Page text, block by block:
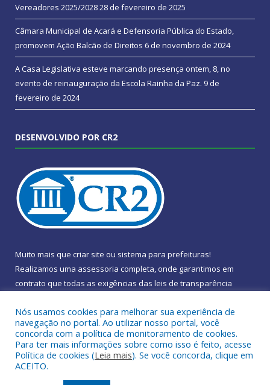
Vereadores 2025/202828 de fevereiro de 2025
Câmara Municipal de Acará e Defensoria Pública do Estado,
promovem Ação Balcão de Direitos 6 de novembro de 2024
A Casa Legislativa esteve marcando presença ontem, 8, no
evento de reinauguração da Escola Rainha da Paz. 9 de
fevereiro de 2024
DESENVOLVIDO POR CR2
Muito mais que criar site ou sistema para prefeituras!
Realizamos uma assessoria completa, onde garantimos em
contrato que todas as exigências das leis de transparência
Conheça oPNTPe oRadar da Transparência Pública
Nós usamos cookies para melhorar sua experiência de
navegação no portal. Ao utilizar nosso portal, você
concorda com a política de monitoramento de cookies.
Para ter mais informações sobre como isso é feito, acesse
Política de cookies (Leia mais). Se você concorda, clique em
ACEITO.